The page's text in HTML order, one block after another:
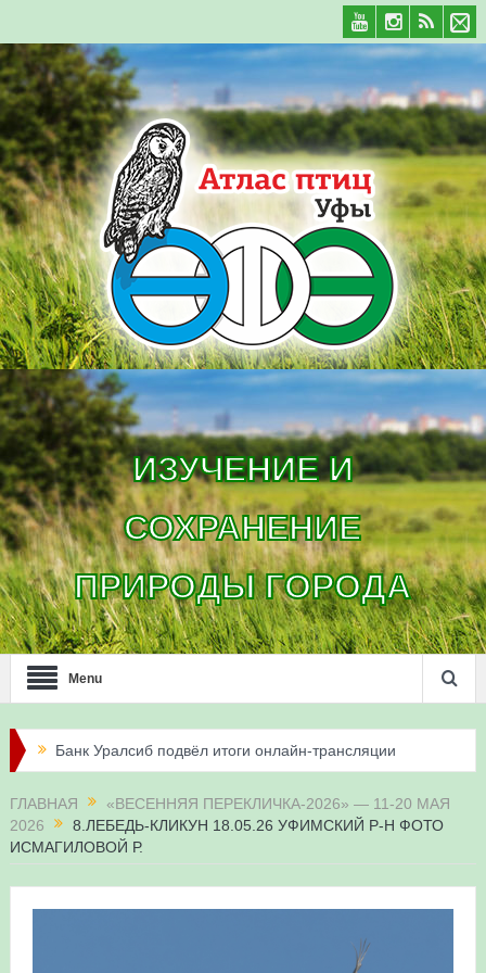
ИЗУЧЕНИЕ И
СОХРАНЕНИЕ
ПРИРОДЫ ГОРОДА
Menu
Банк Уралсиб подвёл итоги онлайн-трансляции
Итоги акции «Соловьиные вечера-2026» в
ГЛАВНАЯ
«ВЕСЕННЯЯ ПЕРЕКЛИЧКА-2026» — 11-20 МАЯ
2026
8.ЛЕБЕДЬ-КЛИКУН 18.05.26 УФИМСКИЙ Р-Н ФОТО
ИСМАГИЛОВОЙ Р.